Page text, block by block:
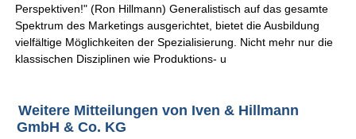
Perspektiven!" (Ron Hillmann) Generalistisch auf das gesamte
Spektrum des Marketings ausgerichtet, bietet die Ausbildung
vielfältige Möglichkeiten der Spezialisierung. Nicht mehr nur die
klassischen Disziplinen wie Produktions- u
Weitere Mitteilungen von Iven & Hillmann
GmbH & Co. KG